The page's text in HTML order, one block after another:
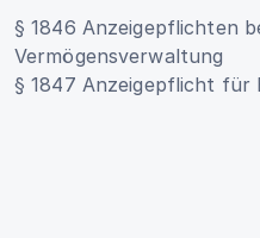
§ 1846 Anzeigepflichten
Vermögensverwaltung
§ 1847 Anzeigepflicht für